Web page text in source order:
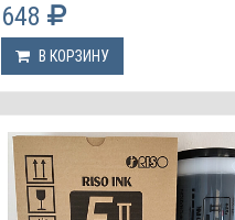
648
В КОРЗИНУ